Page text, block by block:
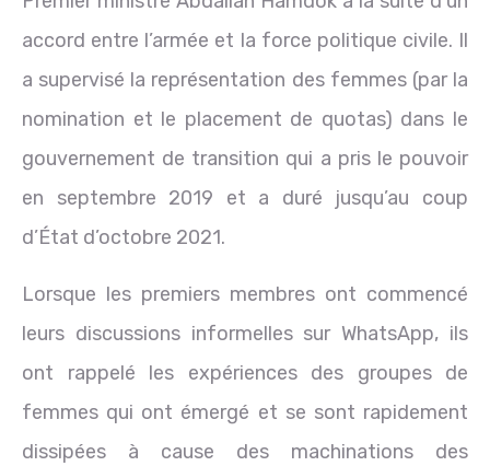
accord entre l’armée et la force politique civile. Il
a supervisé la représentation des femmes (par la
nomination et le placement de quotas) dans le
gouvernement de transition qui a pris le pouvoir
en septembre 2019 et a duré jusqu’au coup
d’État d’octobre 2021.
Lorsque les premiers membres ont commencé
leurs discussions informelles sur WhatsApp, ils
ont rappelé les expériences des groupes de
femmes qui ont émergé et se sont rapidement
dissipées à cause des machinations des